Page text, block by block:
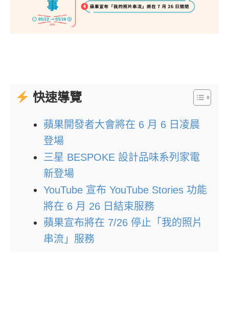
快速導覽
蘋果開發者大會將在 6 月 6 日凌晨
登場
三星 BESPOKE 設計品味系列家電
新登場
YouTube 宣布 YouTube Stories 功能
將在 6 月 26 日結束服務
蘋果宣布將在 7/26 停止「我的照片
串流」服務